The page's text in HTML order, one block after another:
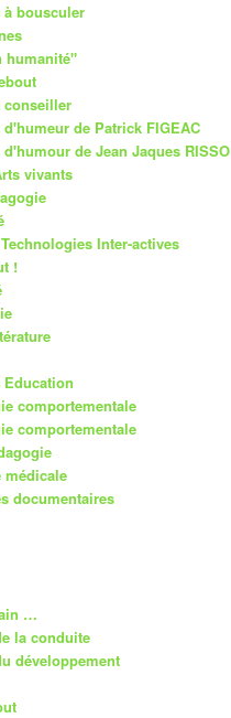
à bousculer
humanité"
conseiller
de Patrick FIGEAC
de Jean Jaques RISSO
vivants
Inter-actives
!
comportementale
comportementale
médicale
documentaires
…
la conduite
développement